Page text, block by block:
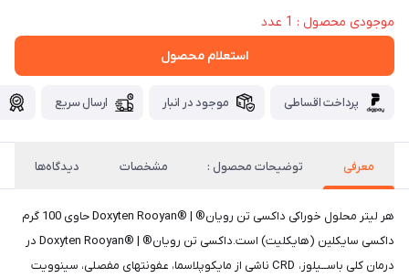
موجودی محصول : 1 عدد
استعلام محصول
پرداخت اقساطی موجود در انبار ارسال سریع
معرفی توضیحات محصول : مشخصات دیدگاه‌ها
هر لیتر محلول خوراکی داکسی تن رویان® | ®Doxyten Rooyan حاوی 100 گرم
داکسی سایکلین (هایکلیت) است.داکسی تن رویان® | ®Doxyten Rooyan در
درمان کلی باســیلوز، CRD ناشی از مایکوپلاسما، عفونتهای مفصلی، سینوویت